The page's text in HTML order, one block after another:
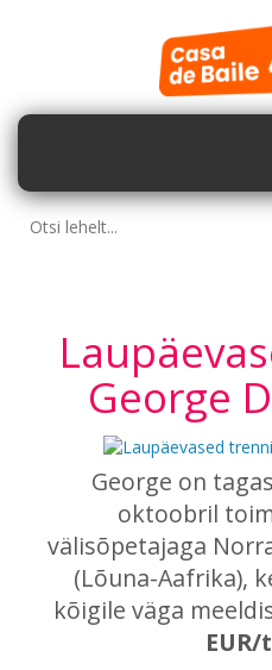
George
George on
oktoobril
välisõpetajaga
(Lõuna-Aafrika),
kõigile väga